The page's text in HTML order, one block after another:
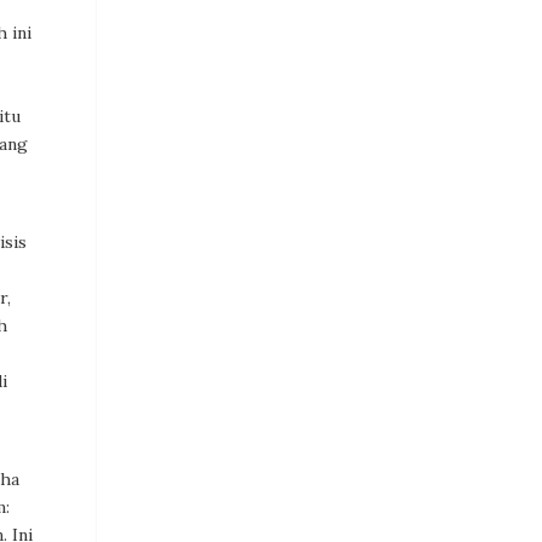
ini
Ini